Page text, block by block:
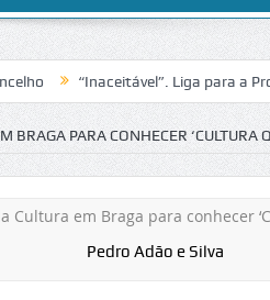
Liga para a Proteção da Natureza
BRAGA PARA CONHECER ‘CULTURA
Pedro Adão e Silva